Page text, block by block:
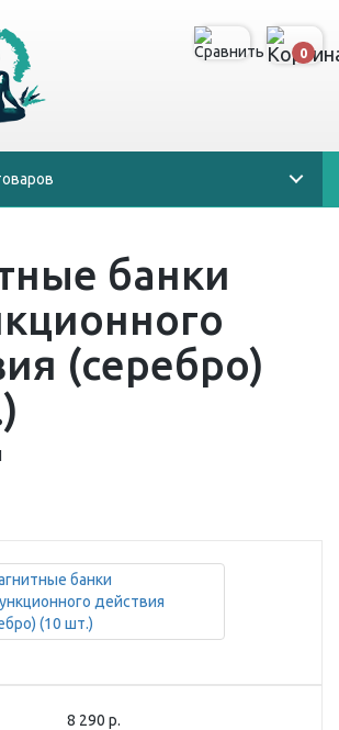
0
банки
(серебро)
8 290 р.